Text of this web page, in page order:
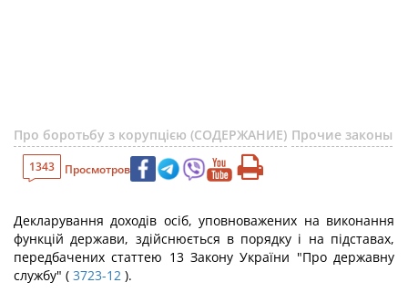
Про боротьбу з корупцією (СОДЕРЖАНИЕ) Прочие законы
1343 Просмотров
Декларування доходів осіб, уповноважених на виконання
функцій держави, здійснюється в порядку і на підставах,
передбачених статтею 13 Закону України "Про державну
службу" ( 3723-12 ).